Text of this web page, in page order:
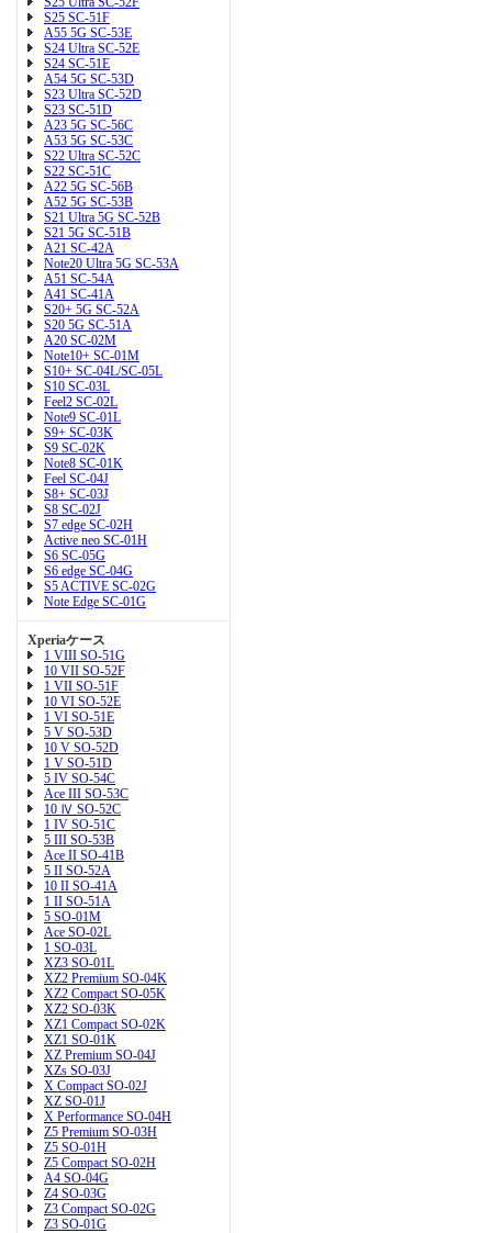
S25 SC-51F
A55 5G SC-53E
S24 Ultra SC-52E
S24 SC-51E
A54 5G SC-53D
S23 Ultra SC-52D
S23 SC-51D
A23 5G SC-56C
A53 5G SC-53C
S22 Ultra SC-52C
S22 SC-51C
A22 5G SC-56B
A52 5G SC-53B
S21 Ultra 5G SC-52B
S21 5G SC-51B
A21 SC-42A
Note20 Ultra 5G SC-53A
A51 SC-54A
A41 SC-41A
S20+ 5G SC-52A
S20 5G SC-51A
A20 SC-02M
Note10+ SC-01M
S10+ SC-04L/SC-05L
S10 SC-03L
Feel2 SC-02L
Note9 SC-01L
S9+ SC-03K
S9 SC-02K
Note8 SC-01K
Feel SC-04J
S8+ SC-03J
S8 SC-02J
S7 edge SC-02H
Active neo SC-01H
S6 SC-05G
S6 edge SC-04G
S5 ACTIVE SC-02G
Note Edge SC-01G
Xperiaケース
1 VIII SO-51G
10 VII SO-52F
1 VII SO-51F
10 VI SO-52E
1 VI SO-51E
5 V SO-53D
10 V SO-52D
1 V SO-51D
5 IV SO-54C
Ace III SO-53C
10 Ⅳ SO-52C
1 IV SO-51C
5 III SO-53B
Ace II SO-41B
5 II SO-52A
10 II SO-41A
1 II SO-51A
5 SO-01M
Ace SO-02L
1 SO-03L
XZ3 SO-01L
XZ2 Premium SO-04K
XZ2 Compact SO-05K
XZ2 SO-03K
XZ1 Compact SO-02K
XZ1 SO-01K
XZ Premium SO-04J
XZs SO-03J
X Compact SO-02J
XZ SO-01J
X Performance SO-04H
Z5 Premium SO-03H
Z5 SO-01H
Z5 Compact SO-02H
A4 SO-04G
Z4 SO-03G
Z3 Compact SO-02G
Z3 SO-01G